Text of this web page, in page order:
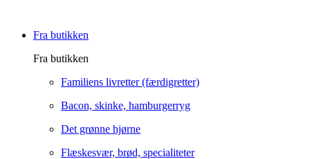
Fra butikken
Fra butikken
Familiens livretter (færdigretter)
Bacon, skinke, hamburgerryg
Det grønne hjørne
Flæskesvær, brød, specialiteter